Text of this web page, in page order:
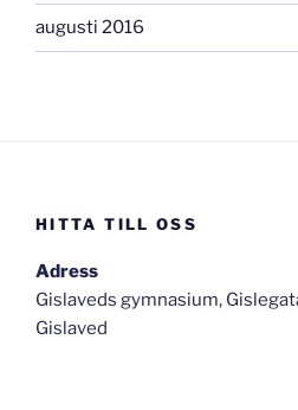
augusti 2016
HITTA TILL OSS
Adress
Gislaveds gymnasium,
Gislaved